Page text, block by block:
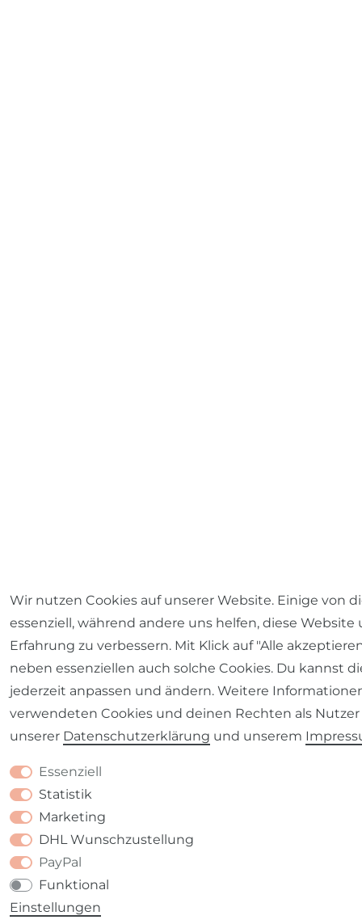
Wir nutzen Cookies auf unserer Website. Einige von
essenziell, während andere uns helfen, diese Website
Erfahrung zu verbessern. Mit Klick auf "Alle
neben essenziellen auch solche Cookies. Du kannst
jederzeit anpassen und ändern. Weitere
verwendeten Cookies und deinen Rechten als
unserer Daten­schutz­erklärung und unserem
Essenziell
Statistik
Marketing
DHL Wunschzustellung
PayPal
Funktional
Einstellungen